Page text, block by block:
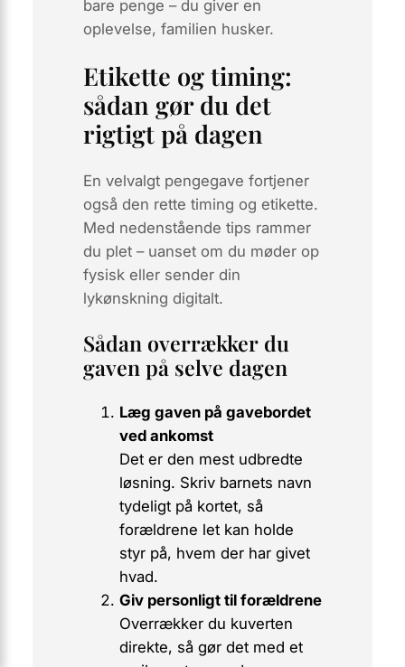
bare penge – du giver en
oplevelse, familien husker.
Etikette og timing:
sådan gør du det
rigtigt på dagen
En velvalgt pengegave fortjener
også den rette timing og etikette.
Med nedenstående tips rammer
du plet – uanset om du møder op
fysisk eller sender din
lykønskning digitalt.
Sådan overrækker du
gaven på selve dagen
Læg gaven på gavebordet
ved ankomst
Det er den mest udbredte
løsning. Skriv barnets navn
tydeligt på kortet, så
forældrene let kan holde
styr på, hvem der har givet
hvad.
Giv personligt til forældrene
Overrækker du kuverten
direkte, så gør det med et